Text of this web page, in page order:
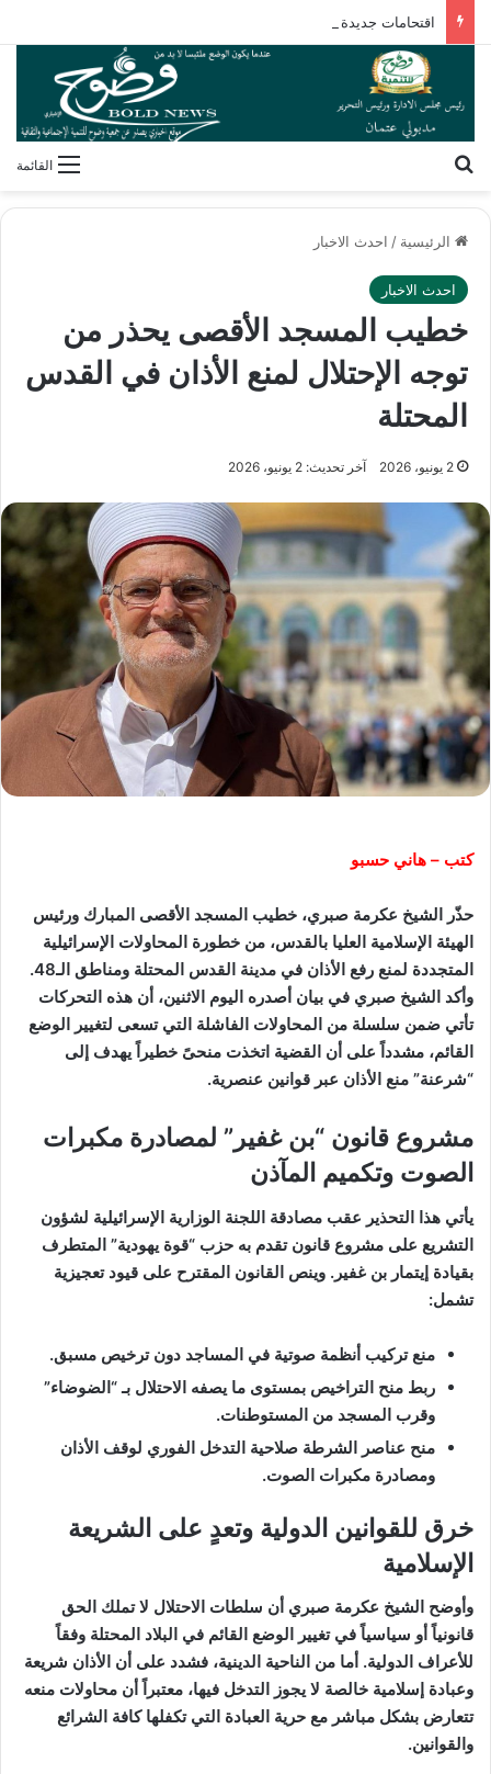
القائمة
الرئيسية / احدث الاخبار
احدث الاخبار
خطيب المسجد الأقصى يحذر من
توجه الإحتلال لمنع الأذان في القدس
المحتلة
2 يونيو، 2026 آخر تحديث: 2 يونيو، 2026
كتب – هاني حسبو
حذّر الشيخ عكرمة صبري، خطيب المسجد الأقصى المبارك ورئيس
الهيئة الإسلامية العليا بالقدس، من خطورة المحاولات الإسرائيلية
المتجددة لمنع رفع الأذان في مدينة القدس المحتلة ومناطق الـ48.
وأكد الشيخ صبري في بيان أصدره اليوم الاثنين، أن هذه التحركات
تأتي ضمن سلسلة من المحاولات الفاشلة التي تسعى لتغيير الوضع
القائم، مشدداً على أن القضية اتخذت منحىً خطيراً يهدف إلى
“شرعنة” منع الأذان عبر قوانين عنصرية.
مشروع قانون “بن غفير” لمصادرة مكبرات
الصوت وتكميم المآذن
يأتي هذا التحذير عقب مصادقة اللجنة الوزارية الإسرائيلية لشؤون
التشريع على مشروع قانون تقدم به حزب “قوة يهودية” المتطرف
بقيادة إيتمار بن غفير. وينص القانون المقترح على قيود تعجيزية
تشمل:
منع تركيب أنظمة صوتية في المساجد دون ترخيص مسبق.
ربط منح التراخيص بمستوى ما يصفه الاحتلال بـ “الضوضاء”
وقرب المسجد من المستوطنات.
منح عناصر الشرطة صلاحية التدخل الفوري لوقف الأذان
ومصادرة مكبرات الصوت.
خرق للقوانين الدولية وتعدٍ على الشريعة
الإسلامية
وأوضح الشيخ عكرمة صبري أن سلطات الاحتلال لا تملك الحق
قانونياً أو سياسياً في تغيير الوضع القائم في البلاد المحتلة وفقاً
للأعراف الدولية. أما من الناحية الدينية، فشدد على أن الأذان شريعة
وعبادة إسلامية خالصة لا يجوز التدخل فيها، معتبراً أن محاولات منعه
تتعارض بشكل مباشر مع حرية العبادة التي تكفلها كافة الشرائع
والقوانين.